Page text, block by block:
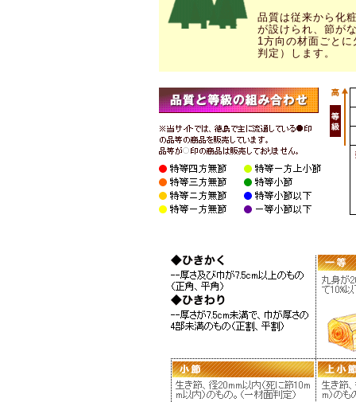
品質は従来から化
が設けられ、節が
1方向の材面ごと
判定）します。